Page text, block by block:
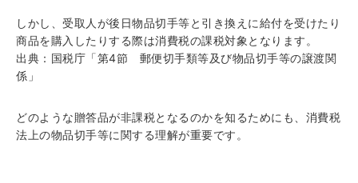
しかし、受取人が後日物品切手等と引き換えに給付を受けたり
商品を購入したりする際は消費税の課税対象となります。
出典： 国税庁「第4節 郵便切手類等及び物品切手等の譲渡関
係」
どのような贈答品が非課税となるのかを知るためにも、消費税
法上の物品切手等に関する理解が重要です。